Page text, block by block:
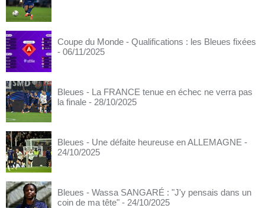
Coupe du Monde - Qualifications : les Bleues fixées
- 06/11/2025
Bleues - La FRANCE tenue en échec ne verra pas
la finale - 28/10/2025
Bleues - Une défaite heureuse en ALLEMAGNE -
24/10/2025
Bleues - Wassa SANGARÉ : "J'y pensais dans un
coin de ma tête" - 24/10/2025